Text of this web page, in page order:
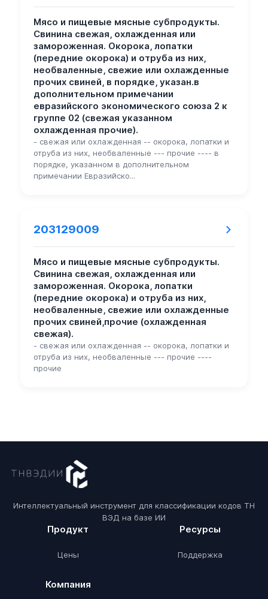
Мясо и пищевые мясные субпродукты.
Свинина свежая, охлажденная или
замороженная. Окорока, лопатки
(передние окорока) и отруба из них,
необваленные, свежие или охлажденные
прочих свиней, в порядке, указан.в
дополнительном примечании
евразийского экономического союза 2 к
группе 02 (свежая указанном
охлажденная прочие).
- свежая или охлажденная -- окорока, лопатки и
отруба из них, необваленные --- прочие ---- в
порядке, указанном в дополнительном
примечании Евразийско...
203129009
Мясо и пищевые мясные субпродукты.
Свинина свежая, охлажденная или
замороженная. Окорока, лопатки
(передние окорока) и отруба из них,
необваленные, свежие или охлажденные
прочих свиней,прочие (охлажденная
свежая).
- свежая или охлажденная -- окорока, лопатки и
отруба из них, необваленные --- прочие ----
прочие
Интеллектуальный инструмент для классификации кодов ТН
ВЭД на базе ИИ
Продукт
Цены
Ресурсы
Поддержка
Компания